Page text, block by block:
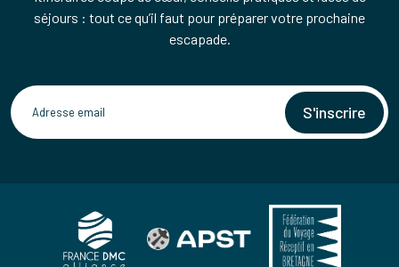
séjours : tout ce qu’il faut pour préparer votre prochaine
escapade.
S'inscrire